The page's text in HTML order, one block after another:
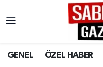
GENEL ÖZEL HABER
Osmaniye Nöbetçi